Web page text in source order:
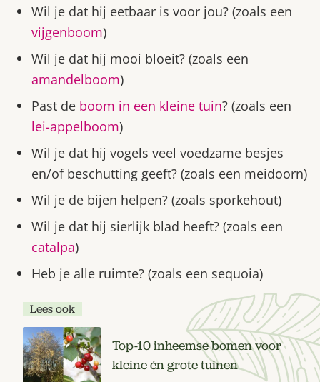
Wil je dat hij eetbaar is voor jou? (zoals een
vijgenboom)
Wil je dat hij mooi bloeit? (zoals een
amandelboom)
Past de boom in een kleine tuin? (zoals een
lei-appelboom)
Wil je dat hij vogels veel voedzame besjes
en/of beschutting geeft? (zoals een meidoorn)
Wil je de bijen helpen? (zoals sporkehout)
Wil je dat hij sierlijk blad heeft? (zoals een
catalpa)
Heb je alle ruimte? (zoals een sequoia)
Lees ook
Top-10 inheemse bomen voor
kleine én grote tuinen